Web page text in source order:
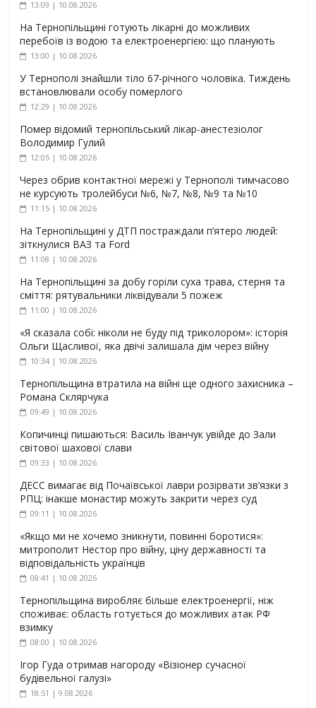
13:09 | 10.08.2026
На Тернопільщині готують лікарні до можливих
перебоїв із водою та електроенергією: що планують
13:00 | 10.08.2026
У Тернополі знайшли тіло 67-річного чоловіка. Тиждень
встановлювали особу померлого
12:29 | 10.08.2026
Помер відомий тернопільський лікар-анестезіолог
Володимир Гулий
12:05 | 10.08.2026
Через обрив контактної мережі у Тернополі тимчасово
не курсують тролейбуси №6, №7, №8, №9 та №10
11:15 | 10.08.2026
На Тернопільщині у ДТП постраждали п’ятеро людей:
зіткнулися ВАЗ та Ford
11:08 | 10.08.2026
На Тернопільщині за добу горіли суха трава, стерня та
сміття: рятувальники ліквідували 5 пожеж
11:00 | 10.08.2026
«Я сказала собі: ніколи не буду під триколором»: історія
Ольги Щасливої, яка двічі залишала дім через війну
10:34 | 10.08.2026
Тернопільщина втратила на війні ще одного захисника –
Романа Склярчука
09:49 | 10.08.2026
Копичинці пишаються: Василь Іванчук увійде до Зали
світової шахової слави
09:33 | 10.08.2026
ДЕСС вимагає від Почаївської лаври розірвати зв’язки з
РПЦ: інакше монастир можуть закрити через суд
09:11 | 10.08.2026
«Якщо ми не хочемо зникнути, повинні боротися»:
митрополит Нестор про війну, ціну державності та
відповідальність українців
08:41 | 10.08.2026
Тернопільщина виробляє більше електроенергії, ніж
споживає: область готується до можливих атак РФ
взимку
08:00 | 10.08.2026
Ігор Гуда отримав нагороду «Візіонер сучасної
будівельної галузі»
18:51 | 9.08.2026